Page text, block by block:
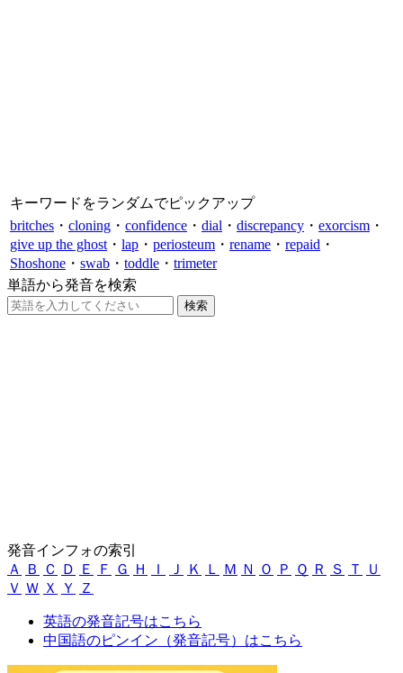
キーワードをランダムでピックアップ
britches ・ cloning ・ confidence ・ dial ・ discrepancy ・ exorcism ・
give up the ghost ・ lap ・ periosteum ・ rename ・ repaid ・
Shoshone ・ swab ・ toddle ・ trimeter
単語から発音を検索
発音インフォの索引
Ａ
Ｂ Ｃ Ｄ Ｅ Ｆ Ｇ Ｈ Ｉ Ｊ Ｋ Ｌ Ｍ Ｎ Ｏ Ｐ Ｑ Ｒ Ｓ Ｔ
Ｕ
Ｖ Ｗ Ｘ Ｙ Ｚ
英語の発音記号はこちら
中国語のピンイン（発音記号）はこちら